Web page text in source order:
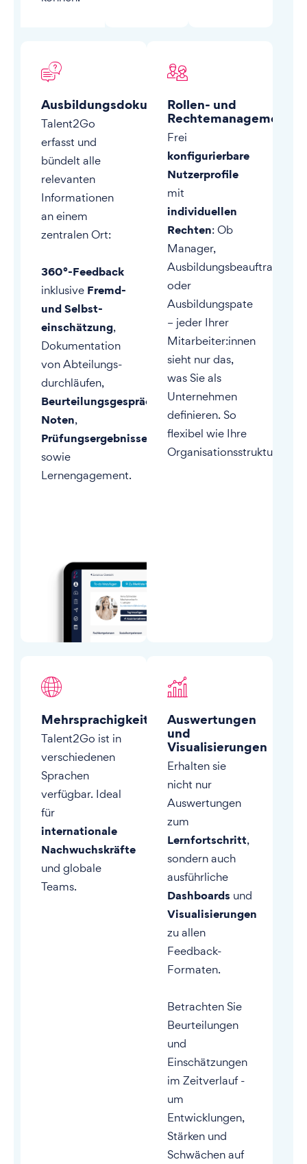
Ausbildungsdokumentation
Talent2Go
erfasst und
bündelt alle
relevanten
Informationen
an einem
zentralen Ort:
360°-Feedback
inklusive Fremd-
und Selbst-
einschätzung,
Dokumentation
von Abteilungs-
durchläufen,
Beurteilungsgesprächen,
Noten,
Prüfungsergebnisse
sowie
Lernengagement.
Rollen- und
Rechtemanagement
Frei
konfigurierbare
Nutzerprofile
mit
individuellen
Rechten: Ob
Manager,
Ausbildungsbeauftragte
oder
Ausbildungspate
– jeder Ihrer
Mitarbeiter:innen
sieht nur das,
was Sie als
Unternehmen
definieren. So
flexibel wie Ihre
Organisationsstruktur.
Mehrsprachigkeit
Talent2Go ist in
verschiedenen
Sprachen
verfügbar. Ideal
für
internationale
Nachwuchskräfte
und globale
Teams.
Auswertungen
und
Visualisierungen
Erhalten sie
nicht nur
Auswertungen
zum
Lernfortschritt,
sondern auch
ausführliche
Dashboards und
Visualisierungen
zu allen
Feedback-
Formaten.
Betrachten Sie
Beurteilungen
und
Einschätzungen
im Zeitverlauf -
um
Entwicklungen,
Stärken und
Schwächen auf